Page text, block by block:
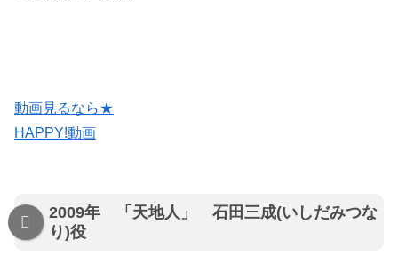
動画見るなら★
HAPPY!動画
2009年 「天地人」 石田三成(いしだみつな
り)役